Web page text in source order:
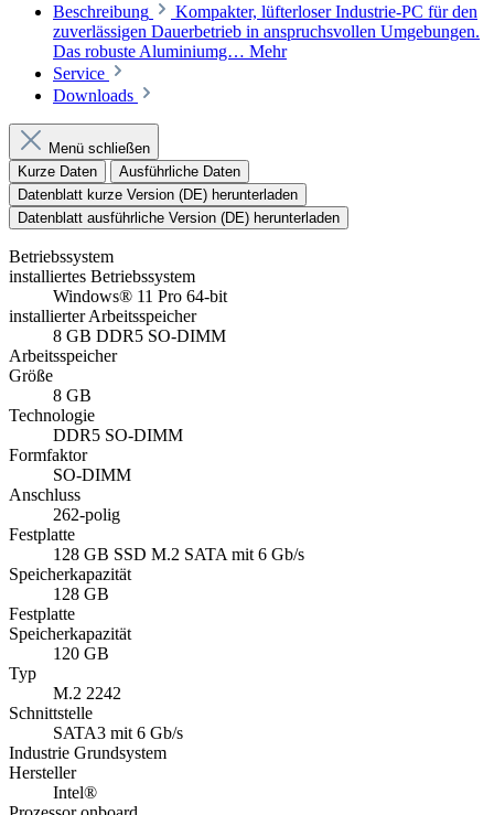
Beschreibung
Kompakter, lüfterloser Industrie-PC für den
zuverlässigen Dauerbetrieb in anspruchsvollen Umgebungen.
Das robuste Aluminiumg… Mehr
Service
Downloads
Menü schließen
Kurze Daten
Ausführliche Daten
Datenblatt kurze Version (DE) herunterladen
Datenblatt ausführliche Version (DE) herunterladen
Betriebssystem
installiertes Betriebssystem
Windows® 11 Pro 64-bit
installierter Arbeitsspeicher
8 GB DDR5 SO-DIMM
Arbeitsspeicher
Größe
8 GB
Technologie
DDR5 SO-DIMM
Formfaktor
SO-DIMM
Anschluss
262-polig
Festplatte
128 GB SSD M.2 SATA mit 6 Gb/s
Speicherkapazität
128 GB
Festplatte
Speicherkapazität
120 GB
Typ
M.2 2242
Schnittstelle
SATA3 mit 6 Gb/s
Industrie Grundsystem
Hersteller
Intel®